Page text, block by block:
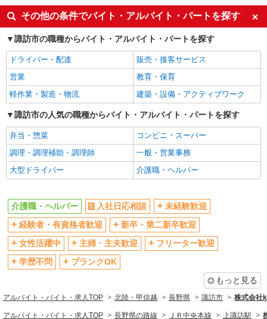
ボーナス・賞与あり
車通勤OK
交通費支給
社会保険あり
産休・育休取得実績あり
その他の条件でバイト・アルバイト・パートを探す
諏訪市の職種からバイト・アルバイト・パートを探す
ドライバー・配達
販売・接客サービス
営業
教育・保育
軽作業・製造・物流
建築・設備・アクティブワーク
諏訪市の人気の職種からバイト・アルバイト・パートを探す
弁当・惣菜
コンビニ・スーパー
調理・調理補助・調理師
一般・営業事務
大型ドライバー
介護職・ヘルパー
介護職・ヘルパー 入社日応相談
未経験歓迎
経験者・有資格者歓迎
新卒・第二新卒歓迎
女性活躍中
主婦・主夫歓迎
フリーター歓迎
学歴不問
ブランクOK
もっと見る
アルバイト・バイト・求人TOP 北陸・甲信越 長野県 諏訪市 株式会社
アルバイト・バイト・求人TOP 長野県の路線 ＪＲ中央本線 上諏訪駅